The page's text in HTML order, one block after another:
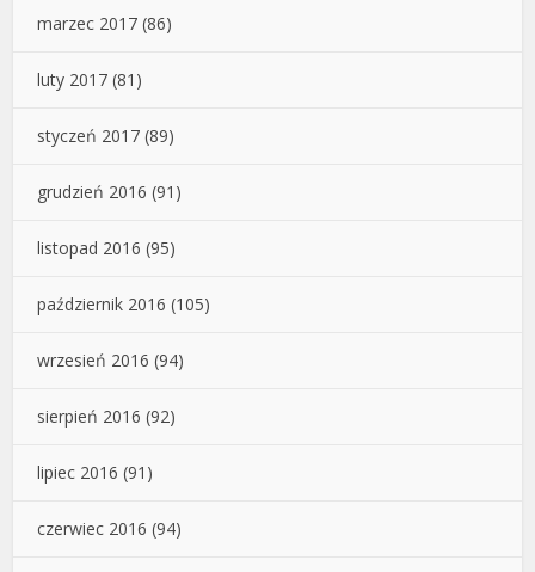
marzec 2017 (86)
luty 2017 (81)
styczeń 2017 (89)
grudzień 2016 (91)
listopad 2016 (95)
październik 2016 (105)
wrzesień 2016 (94)
sierpień 2016 (92)
lipiec 2016 (91)
czerwiec 2016 (94)